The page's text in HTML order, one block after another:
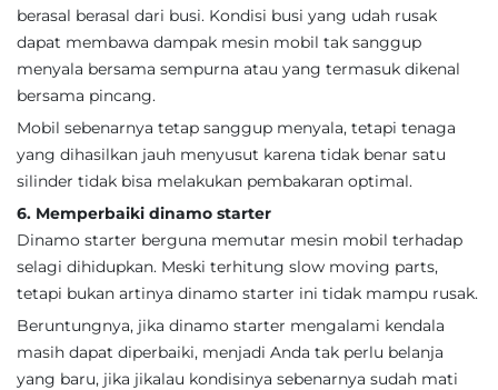
berasal berasal dari busi. Kondisi busi yang udah rusak
dapat membawa dampak mesin mobil tak sanggup
menyala bersama sempurna atau yang termasuk dikenal
bersama pincang.
Mobil sebenarnya tetap sanggup menyala, tetapi tenaga
yang dihasilkan jauh menyusut karena tidak benar satu
silinder tidak bisa melakukan pembakaran optimal.
6. Memperbaiki dinamo starter
Dinamo starter berguna memutar mesin mobil terhadap
selagi dihidupkan. Meski terhitung slow moving parts,
tetapi bukan artinya dinamo starter ini tidak mampu rusak.
Beruntungnya, jika dinamo starter mengalami kendala
masih dapat diperbaiki, menjadi Anda tak perlu belanja
yang baru, jika jikalau kondisinya sebenarnya sudah mati